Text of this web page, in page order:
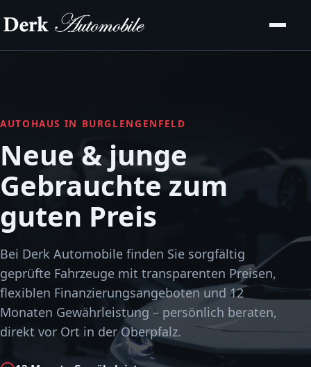
AUTOHAUS IN BURGLENGENFELD
Neue & junge
Gebrauchte zum
guten Preis
Bei Derk Automobile finden Sie sorgfältig
geprüfte Fahrzeuge mit transparenten Preisen,
flexiblen Finanzierungsangeboten und 12
Monaten Gewährleistung – persönlich beraten,
direkt vor Ort in der Oberpfalz.